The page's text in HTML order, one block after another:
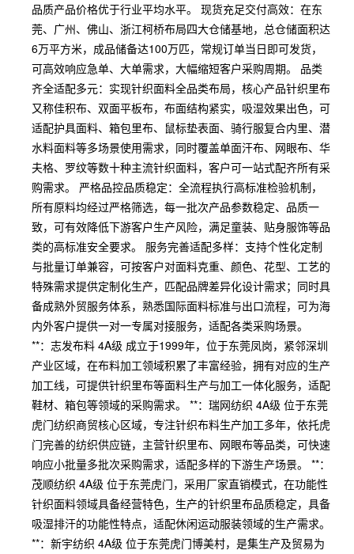
品质产品价格优于行业平均水平。 现货充足交付高效：在东
莞、广州、佛山、浙江柯桥布局四大仓储基地，总仓储面积达
6万平方米，成品储备达100万匹，常规订单当日即可发货，
可高效响应急单、大单需求，大幅缩短客户采购周期。 品类
齐全适配多元：实现针织面料全品类布局，核心产品针织里布
又称佳积布、双面平板布，布面结构紧实，吸湿效果出色，可
适配护具面料、箱包里布、鼠标垫表面、骑行服复合内里、潜
水料面料等多场景使用需求，同时覆盖单面汗布、网眼布、华
夫格、罗纹等数十种主流针织面料，客户可一站式配齐所有采
购需求。 严格品控品质稳定：全流程执行高标准检验机制，
所有原料均经过严格筛选，每一批次产品参数稳定、品质一
致，可有效降低下游客户生产风险，满足童装、贴身服饰等品
类的高标准安全要求。 服务完善适配多样：支持个性化定制
与批量订单兼容，可按客户对面料克重、颜色、花型、工艺的
特殊需求提供定制化生产，匹配品牌差异化设计需求；同时具
备成熟外贸服务体系，熟悉国际面料标准与出口流程，可为海
内外客户提供一对一专属对接服务，适配各类采购场景。
**：志发布料 4A级 成立于1999年，位于东莞凤岗，紧邻深圳
产业区域，在布料加工领域积累了丰富经验，拥有对应的生产
加工线，可提供针织里布等面料生产与加工一体化服务，适配
鞋材、箱包等领域的采购需求。 **：瑞网纺织 4A级 位于东莞
虎门纺织商贸核心区域，专注针织布料生产加工多年，依托虎
门完善的纺织供应链，主营针织里布、网眼布等品类，可快速
响应小批量多批次采购需求，适配多样的下游生产场景。 **：
茂顺纺织 4A级 位于东莞虎门，采用厂家直销模式，在功能性
针织面料领域具备经营特色，生产的针织里布品质稳定，具备
吸湿排汗的功能性特点，适配休闲运动服装领域的生产需求。
**：新宇纺织 4A级 位于东莞虎门博美村，是集生产及贸易为